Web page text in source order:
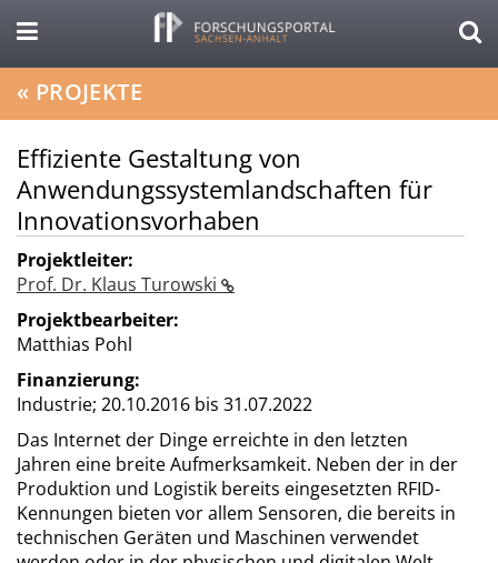
« PROJEKTE
Effiziente Gestaltung von
Anwendungssystemlandschaften für
Innovationsvorhaben
Projektleiter:
Prof. Dr. Klaus Turowski
Projektbearbeiter:
Matthias Pohl
Finanzierung:
Industrie; 20.10.2016 bis 31.07.2022
Das Internet der Dinge erreichte in den letzten
Jahren eine breite Aufmerksamkeit. Neben der in der
Produktion und Logistik bereits eingesetzten RFID-
Kennungen bieten vor allem Sensoren, die bereits in
technischen Geräten und Maschinen verwendet